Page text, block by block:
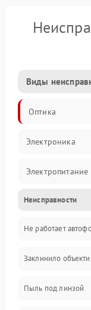
Виды
Оптика
Электроника
Электропитание
Видео
Хранение
Программное
Механические
Неисправности
Не работает
Заклинило
Пыль под линзой